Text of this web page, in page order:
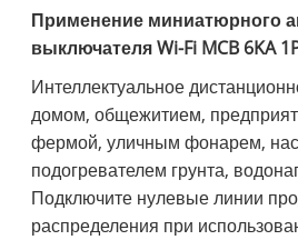
Применение миниатюрного
выключателя Wi-Fi MCB 6KA
Интеллектуальное
домом, общежитием,
фермой, уличным фонарем,
подогревателем грунта,
Подключите нулевые линии
распределения при